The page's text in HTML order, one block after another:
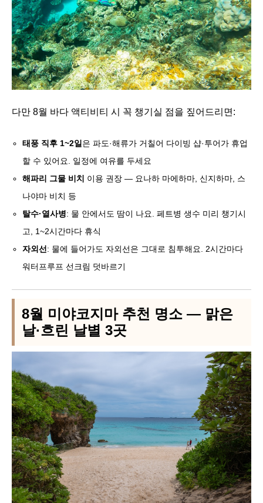
다만 8월 바다 액티비티 시 꼭 챙기실 점을 짚어드리면:
태풍 직후 1~2일 은 파도·해류가 거칠어 다이빙 샵·투어가 휴업
할 수 있어요. 일정에 여유를 두세요
해파리 그물 비치 이용 권장 — 요나하 마에하마, 신지하마, 스
나야마 비치 등
탈수·열사병: 물 안에서도 땀이 나요. 페트병 생수 미리 챙기시
고, 1~2시간마다 휴식
자외선 : 물에 들어가도 자외선은 그대로 침투해요. 2시간마다
워터프루프 선크림 덧바르기
8월 미야코지마 추천 명소 — 맑은
날·흐린 날별 3곳